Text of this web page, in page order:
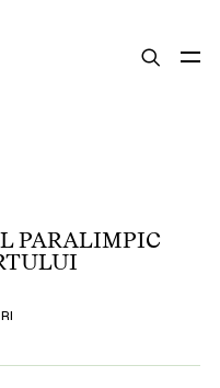
PARALIMPIC